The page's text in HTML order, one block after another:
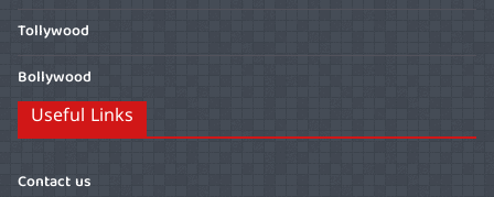
Tollywood
Bollywood
Useful Links
Contact us